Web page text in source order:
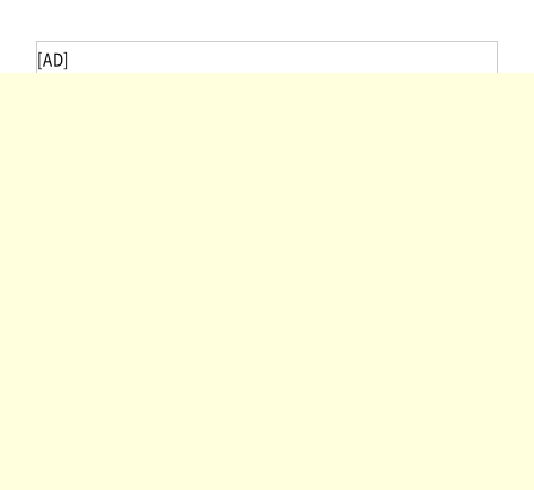
[AD]